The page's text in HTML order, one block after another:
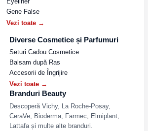
Gene False
Vezi toate →
Diverse Cosmetice și Parfumuri
Seturi Cadou Cosmetice
Balsam după Ras
Accesorii de Îngrijire
Vezi toate →
Branduri Beauty
Descoperă Vichy, La Roche-Posay,
CeraVe, Bioderma, Farmec, Elmiplant,
Lattafa și multe alte branduri.